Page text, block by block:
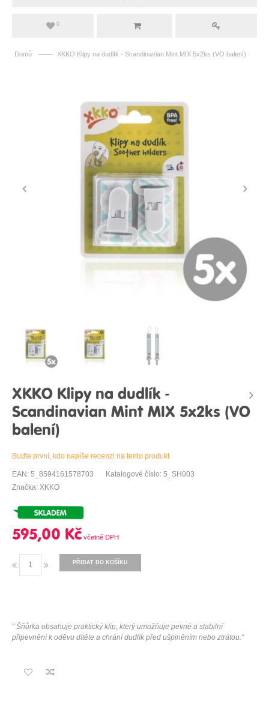
0
Domů —— XKKO Klipy na dudlík - Scandinavian Mint MIX 5x2ks (VO balení)
XKKO Klipy na dudlík -
Scandinavian Mint MIX 5x2ks (VO
balení)
Buďte první, kdo napíše recenzi na tento produkt
EAN: 5_8594161578703
Katalogové číslo: 5_SH003
Značka: XKKO
595,00 Kč
PŘIDAT DO KOŠÍKU
"Šňůrka obsahuje praktický klip, který umožňuje pevné a stabilní
připevnění k oděvu dítěte a chrání dudlík před ušpiněním nebo ztrátou."